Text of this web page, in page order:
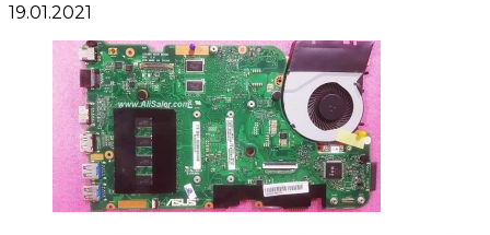
19.01.2021